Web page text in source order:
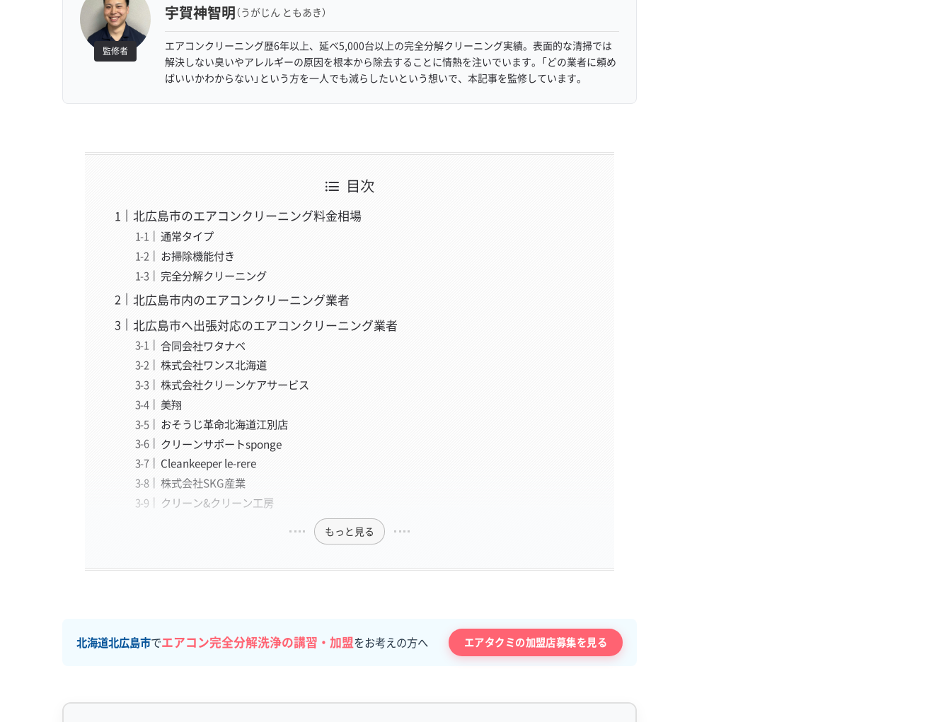
監修者
宇賀神智明（うがじん ともあき）
エアコンクリーニング歴6年以上、延べ5,000台以上の完全分解クリーニング実績。表面的な清掃では
解決しない臭いやアレルギーの原因を根本から除去することに情熱を注いでいます。「どの業者に頼め
ばいいかわからない」という方を一人でも減らしたいという想いで、本記事を監修しています。
目次
北広島市のエアコンクリーニング料金相場
通常タイプ
お掃除機能付き
完全分解クリーニング
北広島市内のエアコンクリーニング業者
北広島市へ出張対応のエアコンクリーニング業者
合同会社ワタナベ
株式会社ワンス北海道
株式会社クリーンケアサービス
美翔
おそうじ革命北海道江別店
クリーンサポートsponge
Cleankeeper le-rere
株式会社SKG産業
クリーン&クリーン工房
もっと見る
北海道北広島市でエアコン完全分解洗浄の講習・加盟をお考えの方へ エアタクミの加盟店募集を見る